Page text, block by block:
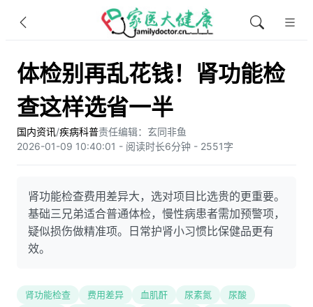
体检别再乱花钱！肾功能检
查这样选省一半
国内资讯/疾病科普责任编辑：玄同非鱼​
2026-01-09 10:40:01 - 阅读时长6分钟 - 2551字
肾功能检查费用差异大，选对项目比选贵的更重要。
基础三兄弟适合普通体检，慢性病患者需加预警项，
疑似损伤做精准项。日常护肾小习惯比保健品更有
效。
肾功能检查 费用差异 血肌酐 尿素氮
尿酸